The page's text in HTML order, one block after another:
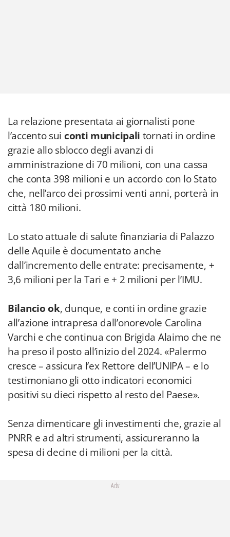
La relazione presentata ai giornalisti pone
l’accento sui conti municipali tornati in ordine
grazie allo sblocco degli avanzi di
amministrazione di 70 milioni, con una cassa
che conta 398 milioni e un accordo con lo Stato
che, nell’arco dei prossimi venti anni, porterà in
città 180 milioni.
Lo stato attuale di salute finanziaria di Palazzo
delle Aquile è documentato anche
dall’incremento delle entrate: precisamente, +
3,6 milioni per la Tari e + 2 milioni per l’IMU.
Bilancio ok, dunque, e conti in ordine grazie
all’azione intrapresa dall’onorevole Carolina
Varchi e che continua con Brigida Alaimo che ne
ha preso il posto all’inizio del 2024. «Palermo
cresce – assicura l’ex Rettore dell’UNIPA – e lo
testimoniano gli otto indicatori economici
positivi su dieci rispetto al resto del Paese».
Senza dimenticare gli investimenti che, grazie al
PNRR e ad altri strumenti, assicureranno la
spesa di decine di milioni per la città.
Adv